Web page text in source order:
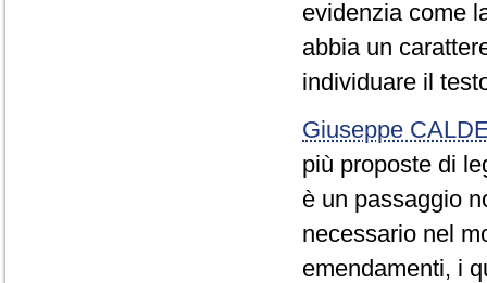
evidenzia come
abbia un
individuare il
Giuseppe
più proposte di
è un passaggio
necessario nel
emendamenti, i